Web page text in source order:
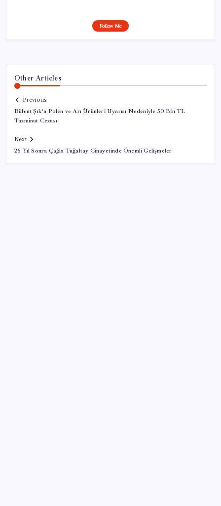
Follow Me
Other Articles
Previous
Bülent Şık’a Polen ve Arı Ürünleri Uyarısı Nedeniyle 50 Bin TL
Tazminat Cezası
Next
26 Yıl Sonra Çağla Tuğaltay Cinayetinde Önemli Gelişmeler